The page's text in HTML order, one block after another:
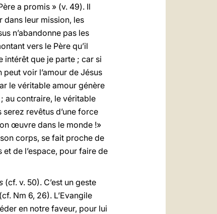
a promis » (v. 49). Il
dans leur mission, les
n’abandonne pas les
vers le Père qu’il
intérêt que je parte ; car si
peut voir l’amour de Jésus
le véritable amour génère
au contraire, le véritable
revêtus d’une force
œuvre dans le monde !»
corps, se fait proche de
de l’espace, pour faire de
(cf. v. 50). C’est un geste
Nm 6, 26). L’Evangile
en notre faveur, pour lui